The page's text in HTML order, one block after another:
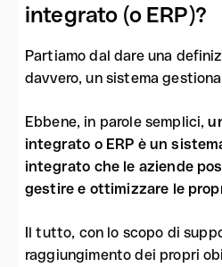
integrato (o ERP)?
Partiamo dal dare una
davvero, un sistema
Ebbene, in parole semplici,
integrato o ERP è un
integrato che le aziende
gestire e ottimizzare le
Il tutto, con lo scopo di
raggiungimento dei propri